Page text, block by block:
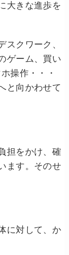
大きな進歩を
スクワーク、
ゲーム、買い
操作・・・
と向かわせて
担をかけ、確
ます。そのせ
に対して、か